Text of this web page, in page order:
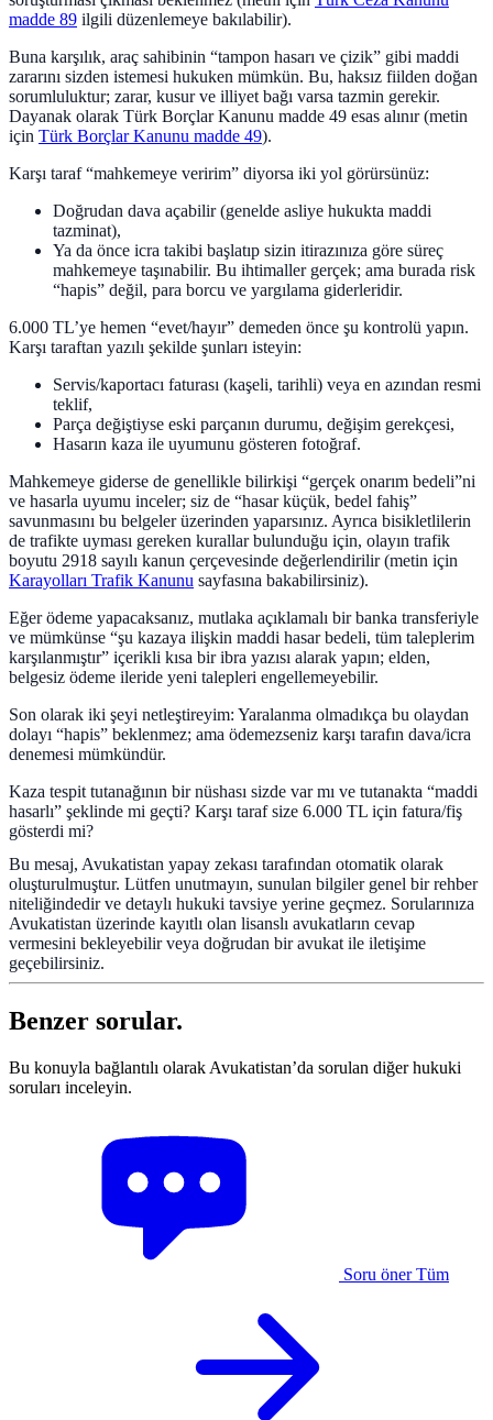
madde 89 ilgili düzenlemeye bakılabilir).
Buna karşılık, araç sahibinin “tampon hasarı ve çizik” gibi maddi
zararını sizden istemesi hukuken mümkün. Bu, haksız fiilden doğan
sorumluluktur; zarar, kusur ve illiyet bağı varsa tazmin gerekir.
Dayanak olarak Türk Borçlar Kanunu madde 49 esas alınır (metin
için Türk Borçlar Kanunu madde 49).
Karşı taraf “mahkemeye veririm” diyorsa iki yol görürsünüz:
Doğrudan dava açabilir (genelde asliye hukukta maddi
tazminat),
Ya da önce icra takibi başlatıp sizin itirazınıza göre süreç
mahkemeye taşınabilir. Bu ihtimaller gerçek; ama burada risk
“hapis” değil, para borcu ve yargılama giderleridir.
6.000 TL’ye hemen “evet/hayır” demeden önce şu kontrolü yapın.
Karşı taraftan yazılı şekilde şunları isteyin:
Servis/kaportacı faturası (kaşeli, tarihli) veya en azından resmi
teklif,
Parça değiştiyse eski parçanın durumu, değişim gerekçesi,
Hasarın kaza ile uyumunu gösteren fotoğraf.
Mahkemeye giderse de genellikle bilirkişi “gerçek onarım bedeli”ni
ve hasarla uyumu inceler; siz de “hasar küçük, bedel fahiş”
savunmasını bu belgeler üzerinden yaparsınız. Ayrıca bisikletlilerin
de trafikte uyması gereken kurallar bulunduğu için, olayın trafik
boyutu 2918 sayılı kanun çerçevesinde değerlendirilir (metin için
Karayolları Trafik Kanunu sayfasına bakabilirsiniz).
Eğer ödeme yapacaksanız, mutlaka açıklamalı bir banka transferiyle
ve mümkünse “şu kazaya ilişkin maddi hasar bedeli, tüm taleplerim
karşılanmıştır” içerikli kısa bir ibra yazısı alarak yapın; elden,
belgesiz ödeme ileride yeni talepleri engellemeyebilir.
Son olarak iki şeyi netleştireyim: Yaralanma olmadıkça bu olaydan
dolayı “hapis” beklenmez; ama ödemezseniz karşı tarafın dava/icra
denemesi mümkündür.
Kaza tespit tutanağının bir nüshası sizde var mı ve tutanakta “maddi
hasarlı” şeklinde mi geçti? Karşı taraf size 6.000 TL için fatura/fiş
gösterdi mi?
Bu mesaj, Avukatistan yapay zekası tarafından otomatik olarak
oluşturulmuştur. Lütfen unutmayın, sunulan bilgiler genel bir rehber
niteliğindedir ve detaylı hukuki tavsiye yerine geçmez. Sorularınıza
Avukatistan üzerinde kayıtlı olan lisanslı avukatların cevap
vermesini bekleyebilir veya doğrudan bir avukat ile iletişime
geçebilirsiniz.
Benzer sorular.
Bu konuyla bağlantılı olarak Avukatistan’da sorulan diğer hukuki
soruları inceleyin.
Soru öner Tüm